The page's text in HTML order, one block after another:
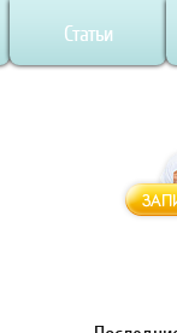
Статьи